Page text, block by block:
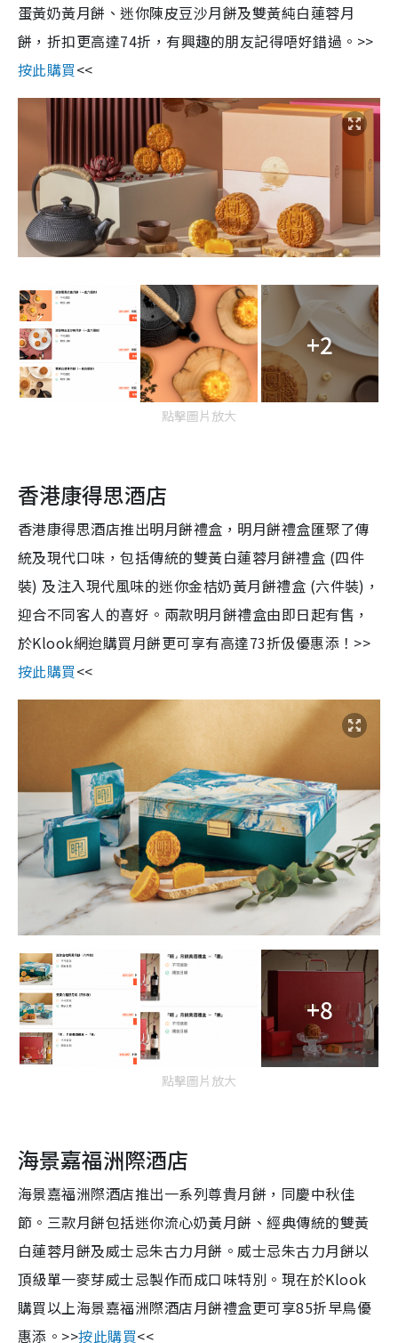
蛋黃奶黃月餅、迷你陳皮豆沙月餅及雙黃純白蓮蓉月
餅，折扣更高達74折，有興趣的朋友記得唔好錯過。>>
按此購買<<
+2
點擊圖片放大
香港康得思酒店
香港康得思酒店推出明月餅禮盒，明月餅禮盒匯聚了傳
統及現代口味，包括傳統的雙黃白蓮蓉月餅禮盒 (四件
裝) 及注入現代風味的迷你金桔奶黃月餅禮盒 (六件裝)，
迎合不同客人的喜好。兩款明月餅禮盒由即日起有售，
於Klook網迨購買月餅更可享有高達73折伋優惠添！>>
按此購買<<
+8
點擊圖片放大
海景嘉福洲際酒店
海景嘉福洲際酒店推出一系列尊貴月餅，同慶中秋佳
節。三款月餅包括迷你流心奶黃月餅、經典傳統的雙黃
白蓮蓉月餅及威士忌朱古力月餅。威士忌朱古力月餅以
頂級單一麥芽威士忌製作而成口味特別。現在於Klook
購買以上海景嘉福洲際酒店月餅禮盒更可享85折早鳥優
惠添。>>按此購買<<